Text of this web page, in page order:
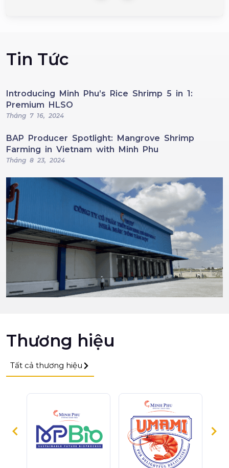
Tin Tức
Introducing Minh Phu’s Rice Shrimp 5 in 1:
Premium HLSO
Tháng 7 16, 2024
BAP Producer Spotlight: Mangrove Shrimp
Farming in Vietnam with Minh Phu
Tháng 8 23, 2024
Thương hiệu
Tất cả thương hiệu